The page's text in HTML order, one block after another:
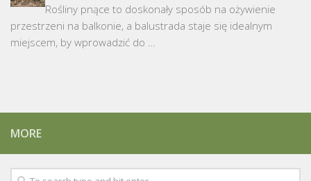
Rośliny pnące to doskonały sposób na ożywienie
przestrzeni na balkonie, a balustrada staje się idealnym
miejscem, by wprowadzić do …
MORE